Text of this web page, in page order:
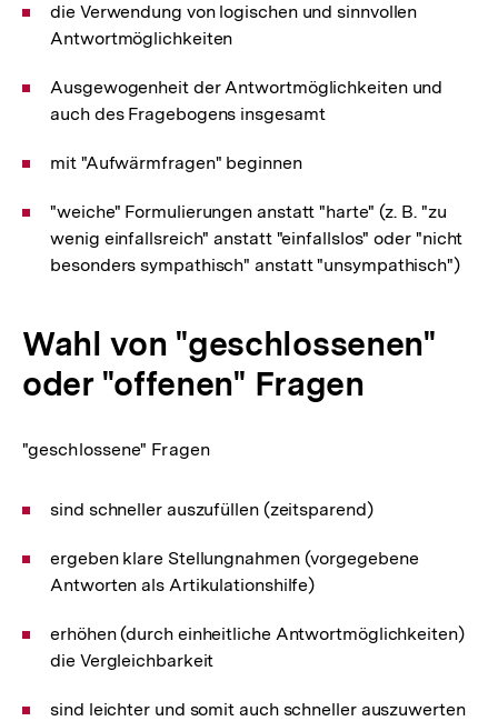
die Verwendung von logischen und sinnvollen
Antwortmöglichkeiten
Ausgewogenheit der Antwortmöglichkeiten und
auch des Fragebogens insgesamt
mit "Aufwärmfragen" beginnen
"weiche" Formulierungen anstatt "harte" (z. B. "zu
wenig einfallsreich" anstatt "einfallslos" oder "nicht
besonders sympathisch" anstatt "unsympathisch")
Wahl von "geschlossenen"
oder "offenen" Fragen
"geschlossene" Fragen
sind schneller auszufüllen (zeitsparend)
ergeben klare Stellungnahmen (vorgegebene
Antworten als Artikulationshilfe)
erhöhen (durch einheitliche Antwortmöglichkeiten)
die Vergleichbarkeit
sind leichter und somit auch schneller auszuwerten